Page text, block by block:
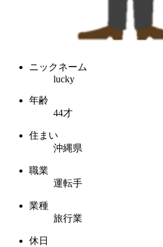
ニックネーム
lucky
年齢
44才
住まい
沖縄県
職業
運転手
業種
旅行業
休日